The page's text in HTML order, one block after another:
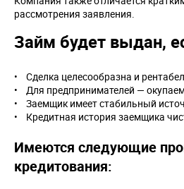
рассмотрения заявления.
Займ будет выдан,
• Сделка целесообразна и
• Для предпринимателей —
• Заемщик имеет стабильный
• Кредитная история заемщика
Имеются следующие
кредитования: